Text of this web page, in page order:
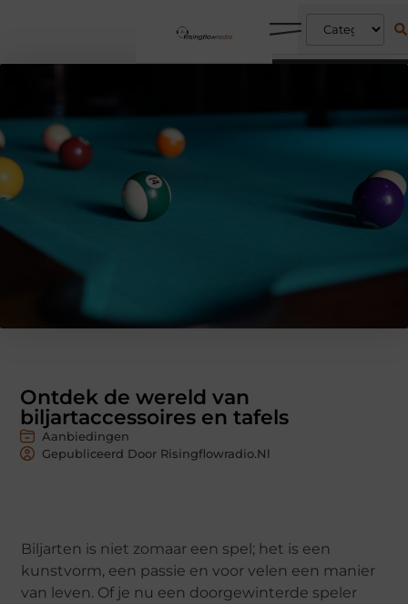
Ontdek de wereld van
biljartaccessoires en tafels
Aanbiedingen
Gepubliceerd Door Risingflowradio.nl
Biljarten is niet zomaar een spel; het is een
kunstvorm, een passie en voor velen een manier
van leven. Of je nu een doorgewinterde speler